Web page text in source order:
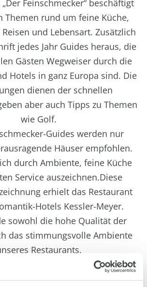
Feinschmecker“ beschäftigt
Themen rund um feine Küche,
und Lebensart. Zusätzlich
jedes Jahr Guides heraus, die
Gästen Wegweiser durch die
Hotels in ganz Europa sind. Die
dienen der schnellen
aber auch Tipps zu Themen
wie Golf.
Guides werden nur
Häuser empfohlen.
durch Ambiente, feine Küche
Service auszeichnen.Diese
erhielt das Restaurant
Hotels Kessler-Meyer.
sowohl die hohe Qualität der
das stimmungsvolle Ambiente
Restaurants.
verschieden eingerichteter
können unsere Gäste